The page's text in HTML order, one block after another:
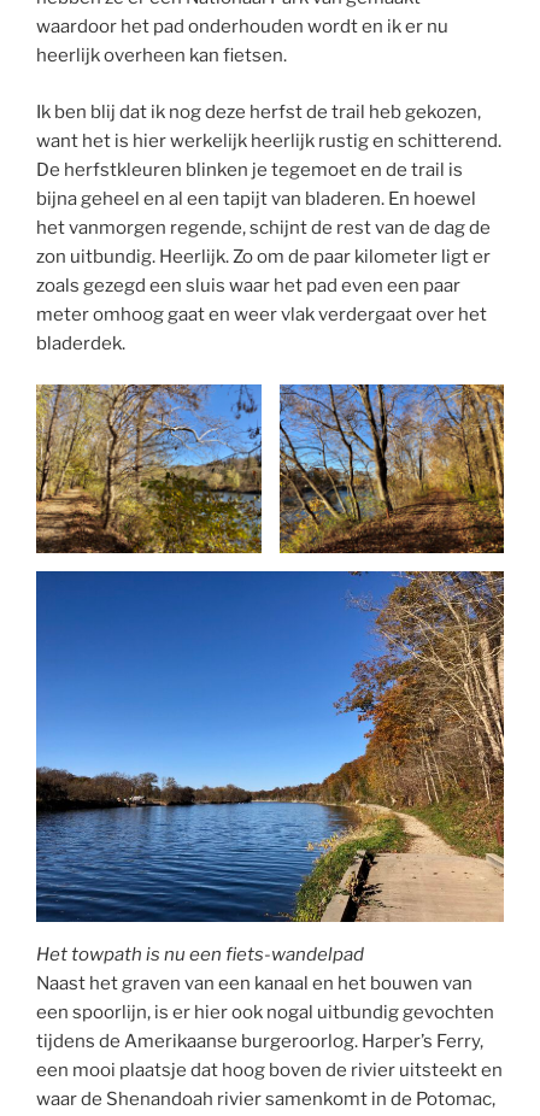
waardoor het pad onderhouden wordt en ik er nu
heerlijk overheen kan fietsen.
Ik ben blij dat ik nog deze herfst de trail heb gekozen,
want het is hier werkelijk heerlijk rustig en schitterend.
De herfstkleuren blinken je tegemoet en de trail is
bijna geheel en al een tapijt van bladeren. En hoewel
het vanmorgen regende, schijnt de rest van de dag de
zon uitbundig. Heerlijk. Zo om de paar kilometer ligt er
zoals gezegd een sluis waar het pad even een paar
meter omhoog gaat en weer vlak verdergaat over het
bladerdek.
Het towpath is nu een fiets-wandelpad
Naast het graven van een kanaal en het bouwen van
een spoorlijn, is er hier ook nogal uitbundig gevochten
tijdens de Amerikaanse burgeroorlog. Harper’s Ferry,
een mooi plaatsje dat hoog boven de rivier uitsteekt en
waar de Shenandoah rivier samenkomt in de Potomac,